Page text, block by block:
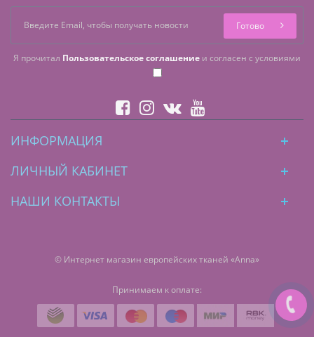
Я прочитал Пользовательское соглашение и согласен с условиями
Готово
ИНФОРМАЦИЯ
ЛИЧНЫЙ КАБИНЕТ
НАШИ КОНТАКТЫ
© Интернет магазин европейских тканей «Anna»
Принимаем к оплате: